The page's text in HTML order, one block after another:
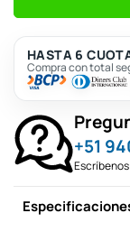
HASTA 6
Compra con total
+51